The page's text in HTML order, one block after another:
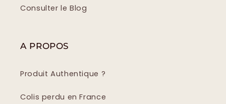
Consulter le Blog
A PROPOS
Produit Authentique ?
Colis perdu en France